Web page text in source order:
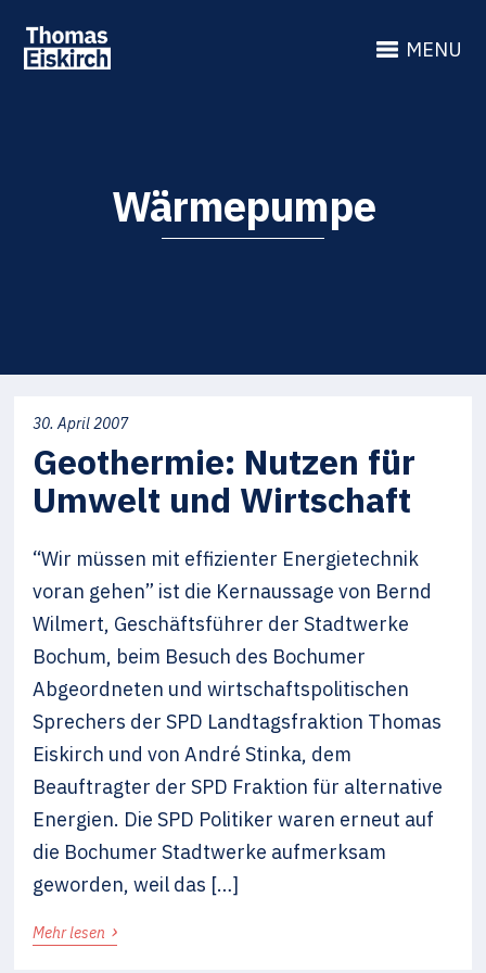
MENU
Wärmepumpe
30. April 2007
Geothermie: Nutzen für
Umwelt und Wirtschaft
“Wir müssen mit effizienter Energietechnik
voran gehen” ist die Kernaussage von Bernd
Wilmert, Geschäftsführer der Stadtwerke
Bochum, beim Besuch des Bochumer
Abgeordneten und wirtschaftspolitischen
Sprechers der SPD Landtagsfraktion Thomas
Eiskirch und von André Stinka, dem
Beauftragter der SPD Fraktion für alternative
Energien. Die SPD Politiker waren erneut auf
die Bochumer Stadtwerke aufmerksam
geworden, weil das […]
Mehr lesen ›